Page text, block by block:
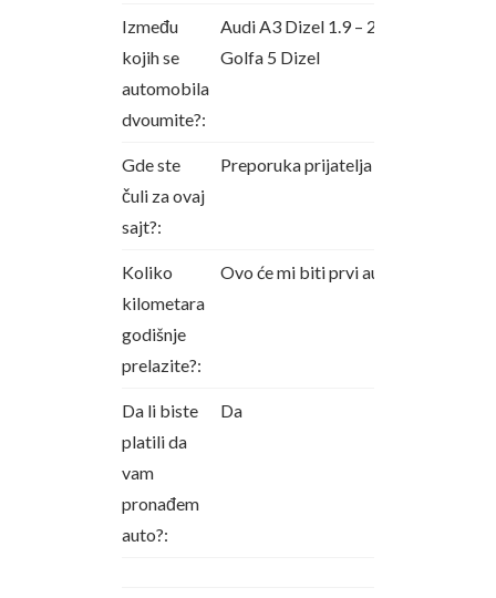
Između
kojih se
automobila
dvoumite?:
Audi A3 Dizel 1.9 – 2.0 i
Golfa 5 Dizel
Gde ste
čuli za ovaj
sajt?:
Preporuka prijatelja
Koliko
kilometara
godišnje
prelazite?:
Ovo će mi biti prvi auto
Da li biste
platili da
vam
pronađem
auto?:
Da